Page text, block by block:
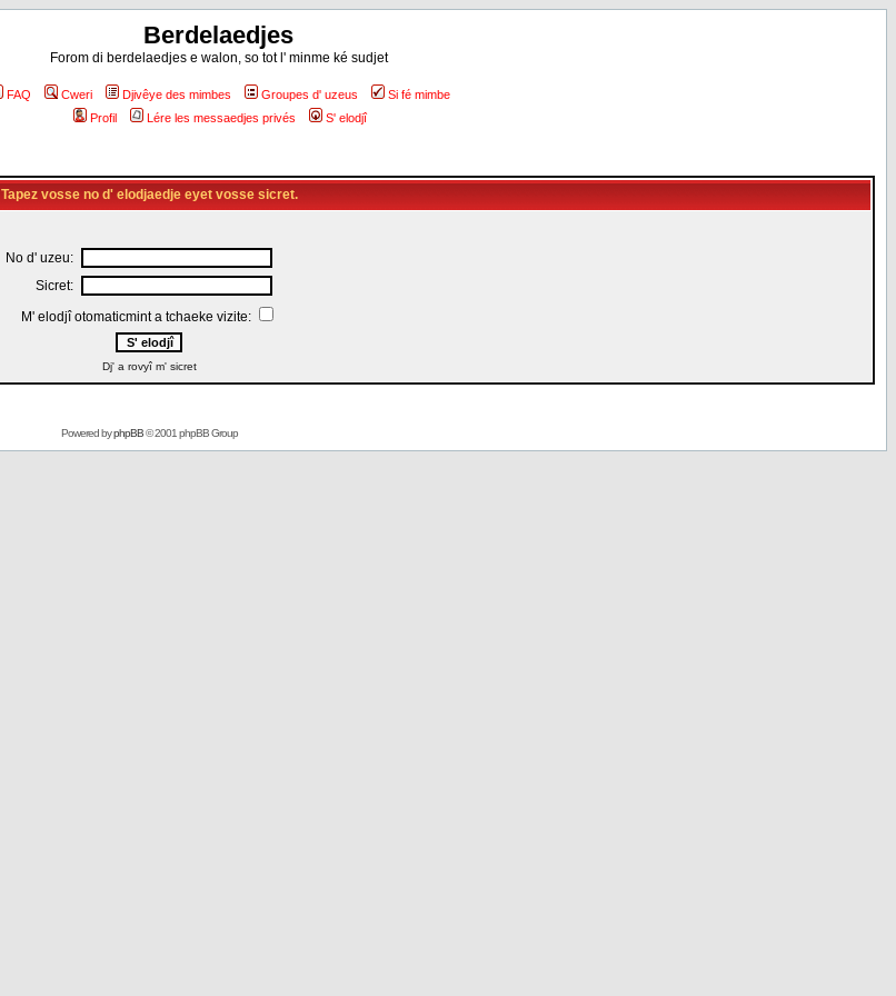
Berdelaedjes
Forom di berdelaedjes e walon, so tot l' minme ké sudjet
FAQ Cweri Djivêye des mimbes Groupes d' uzeus
Si fé mimbe
Profil
Lére les messaedjes privés S' elodjî
Tapez vosse no d' elodjaedje eyet vosse sicret.
No d' uzeu:
Sicret:
M' elodjî otomaticmint a tchaeke vizite:
Dj' a rovyî m' sicret
Powered byphpBB© 2001 phpBB Group